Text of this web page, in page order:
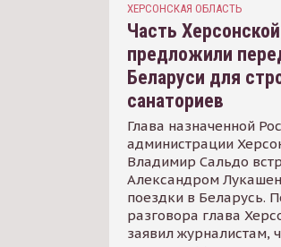
ХЕРСОНСКАЯ ОБЛАСТЬ
Часть
предложили
Беларуси для
санаториев
Глава назначенной
администрации
Владимир Сальдо
Александром
поездки в Беларусь.
разговора глава
заявил журналистам,